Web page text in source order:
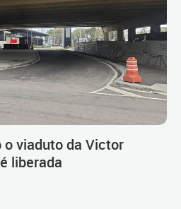
viaduto da Victor
liberada